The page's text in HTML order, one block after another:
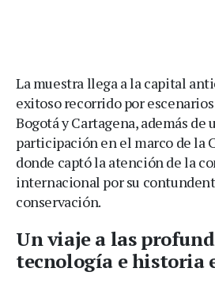
La muestra llega a la capital
exitoso recorrido por
Bogotá y Cartagena, además de
participación en el marco de la
donde captó la atención de la
internacional por su
conservación.
Un viaje a las
tecnología e historia